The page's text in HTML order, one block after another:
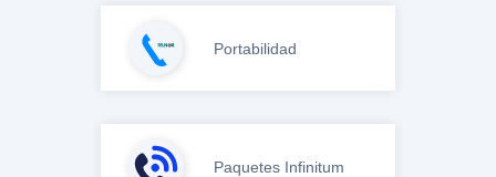
Portabilidad
Paquetes Infinitum